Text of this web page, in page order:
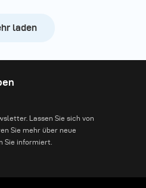
laden
Lassen Sie sich von
Sie mehr über neue
Sie informiert.